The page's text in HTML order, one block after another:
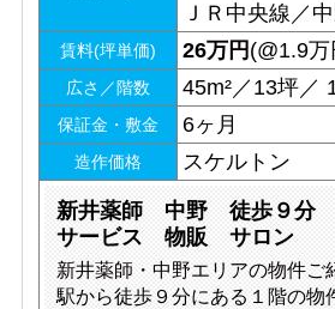
ＪＲ中央線／
賃料(坪単価) 26万円 (@1.9万
広さ／階数 45m²／13坪／
保証金・敷金 6ヶ月
造作価格 スケルトン
新井薬師 中野 徒歩９分
サービス 物販 サロン
新井薬師・中野エリアの物件ご
駅から徒歩９分にある１階の物